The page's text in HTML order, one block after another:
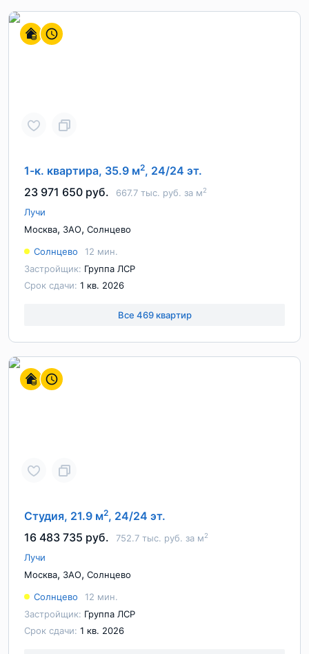
1-к. квартира, 35.9 м2, 24/24 эт.
23 971 650 руб.
667.7 тыс. руб. за м2
Лучи
Москва, ЗАО, Солнцево
Солнцево
12 мин.
Застройщик: Группа ЛСР
Срок сдачи: 1 кв. 2026
Все 469 квартир
Студия, 21.9 м2, 24/24 эт.
16 483 735 руб.
752.7 тыс. руб. за м2
Лучи
Москва, ЗАО, Солнцево
Солнцево
12 мин.
Застройщик: Группа ЛСР
Срок сдачи: 1 кв. 2026